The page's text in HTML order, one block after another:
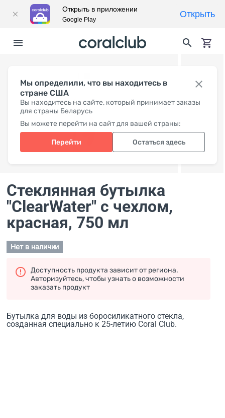
Мы определили, что вы находитесь в
стране США
Вы находитесь на сайте, который принимает заказы
для страны Беларусь
Вы можете перейти на сайт для вашей страны:
Перейти Остаться здесь
Стеклянная бутылка
"ClearWater" с чехлом,
красная, 750 мл
Нет в наличии
Бутылка для воды из боросиликатного стекла,
созданная специально к 25-летию Coral Club.
Доступность продукта зависит от региона.
Авторизуйтесь, чтобы узнать о возможности
заказать продукт
Открыть в приложении
Google Play
Открыть